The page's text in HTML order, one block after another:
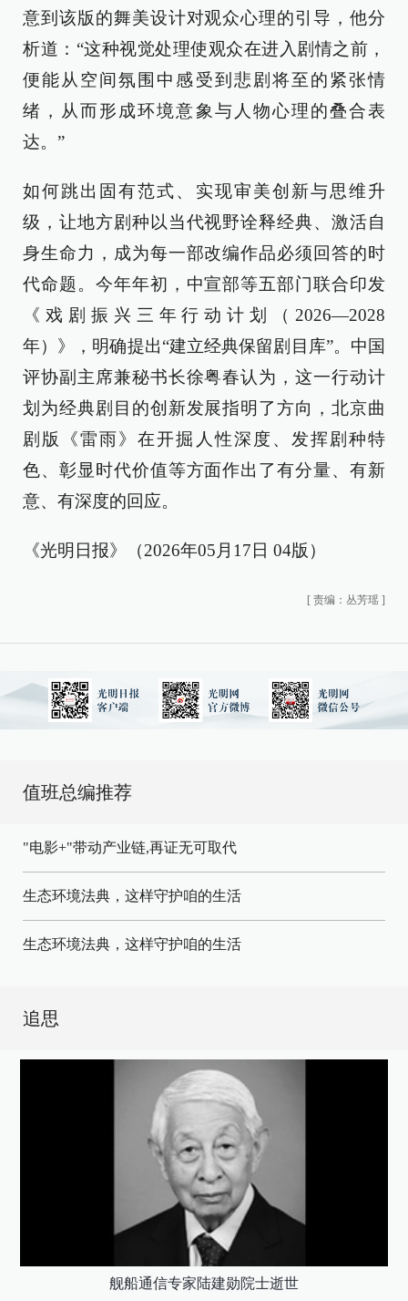
意到该版的舞美设计对观众心理的引导，他分
析道：“这种视觉处理使观众在进入剧情之前，
便能从空间氛围中感受到悲剧将至的紧张情
绪，从而形成环境意象与人物心理的叠合表
达。”
如何跳出固有范式、实现审美创新与思维升
级，让地方剧种以当代视野诠释经典、激活自
身生命力，成为每一部改编作品必须回答的时
代命题。今年年初，中宣部等五部门联合印发
《戏剧振兴三年行动计划（2026—2028
年）》，明确提出“建立经典保留剧目库”。中国
评协副主席兼秘书长徐粤春认为，这一行动计
划为经典剧目的创新发展指明了方向，北京曲
剧版《雷雨》在开掘人性深度、发挥剧种特
色、彰显时代价值等方面作出了有分量、有新
意、有深度的回应。
《光明日报》（2026年05月17日 04版）
[ 责编：丛芳瑶 ]
值班总编推荐
"电影+"带动产业链,再证无可取代
生态环境法典，这样守护咱的生活
生态环境法典，这样守护咱的生活
追思
舰船通信专家陆建勋院士逝世